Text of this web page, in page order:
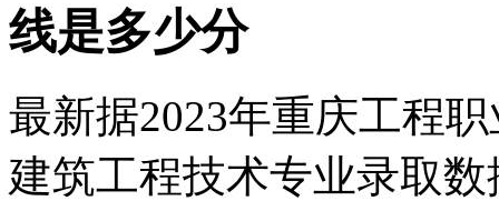
线是多少分
最新据2023年重庆工程
建筑工程技术专业录取